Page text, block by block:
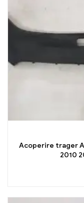
Acoperire trager
2010